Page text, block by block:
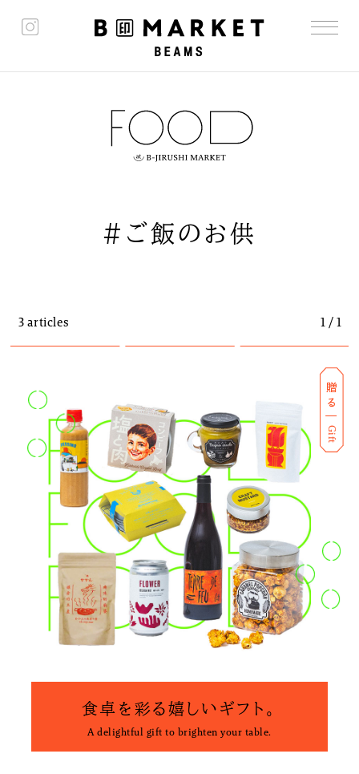
#ご飯のお供
3 articles 1 / 1
贈る
Gift
食卓を彩る嬉しいギフト。
A delightful gift to brighten your table.
B印的太鼓判マップ
B印マーケットの食専門市場！